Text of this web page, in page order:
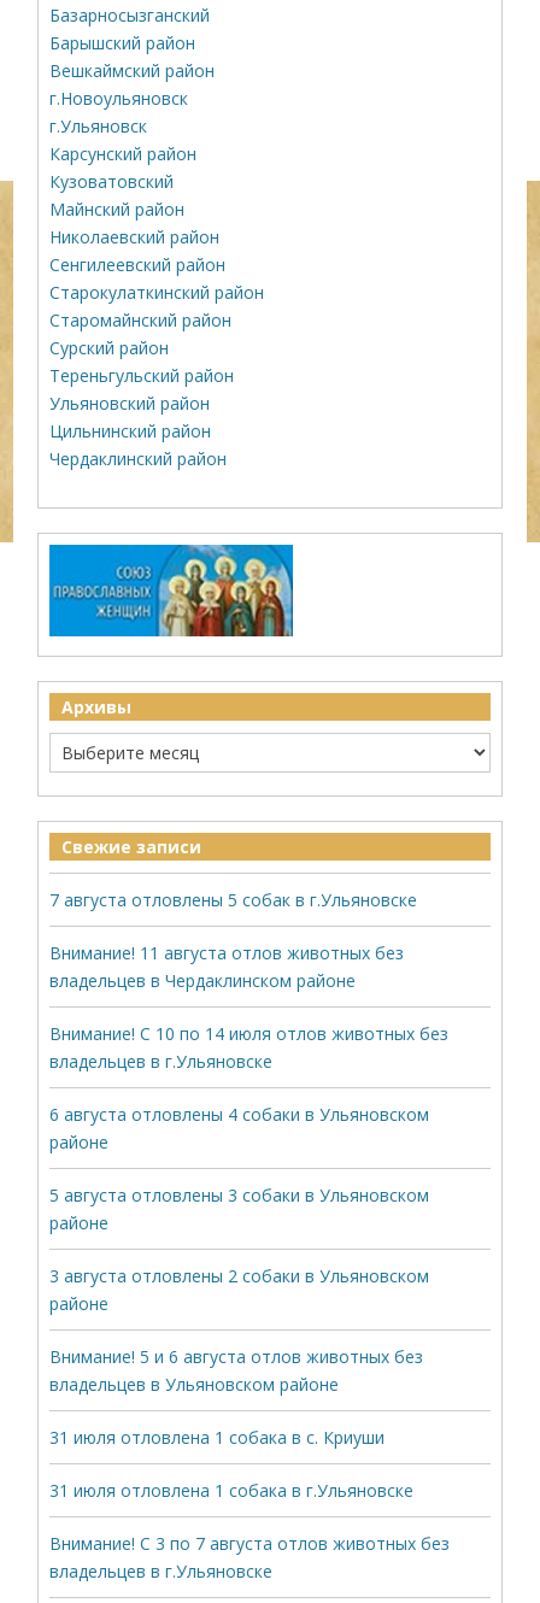
Базарносызганский
Барышский район
Вешкаймский район
г.Новоульяновск
г.Ульяновск
Карсунский район
Кузоватовский
Майнский район
Николаевский район
Сенгилеевский район
Старокулаткинский район
Старомайнский район
Сурский район
Тереньгульский район
Ульяновский район
Цильнинский район
Чердаклинский район
Архивы
Свежие записи
7 августа отловлены 5 собак в г.Ульяновске
Внимание! 11 августа отлов животных без
владельцев в Чердаклинском районе
Внимание! С 10 по 14 июля отлов животных без
владельцев в г.Ульяновске
6 августа отловлены 4 собаки в Ульяновском
районе
5 августа отловлены 3 собаки в Ульяновском
районе
3 августа отловлены 2 собаки в Ульяновском
районе
Внимание! 5 и 6 августа отлов животных без
владельцев в Ульяновском районе
31 июля отловлена 1 собака в с. Криуши
31 июля отловлена 1 собака в г.Ульяновске
Внимание! С 3 по 7 августа отлов животных без
владельцев в г.Ульяновске